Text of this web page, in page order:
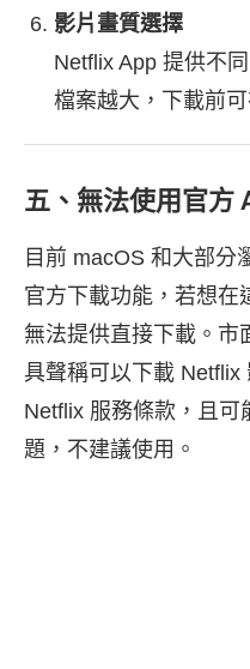
影片畫質選擇
Netflix App 提供不
檔案越大，下載前
五、無法使用官方
目前 macOS 和大部分
官方下載功能，若想在
無法提供直接下載。市
具聲稱可以下載 Netflix
Netflix 服務條款，且可
題，不建議使用。